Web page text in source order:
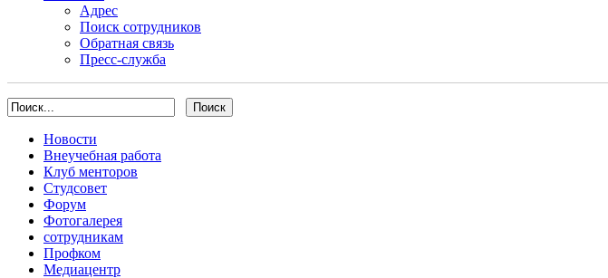
Адрес
Поиск сотрудников
Обратная связь
Пресс-служба
Новости
Внеучебная работа
Клуб менторов
Студсовет
Форум
Фотогалерея
сотрудникам
Профком
Медиацентр